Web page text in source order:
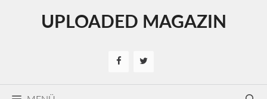
UPLOADED MAGAZIN